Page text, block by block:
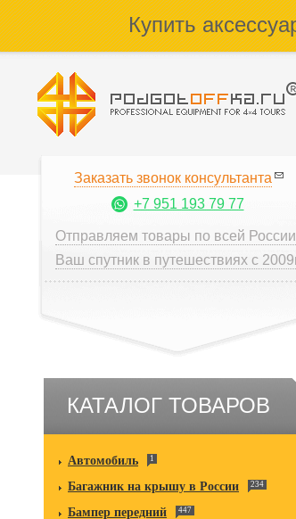
Купить
Заказать звонок консультанта
+7 951 193 79 77
Отправляем товары по всей
Ваш спутник в путешествиях с
КАТАЛОГ ТОВАРОВ
Автомобиль 1
Багажник на крышу в России 234
Бампер передний 447